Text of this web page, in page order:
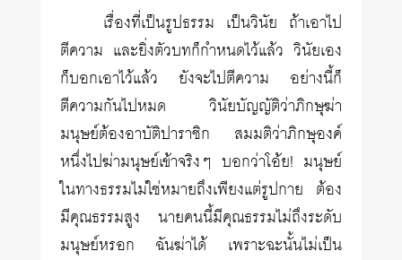
เรื่องที่เป็นรูปธรรม เป็นวินัย ถ้าเอาไป
ตีความ และยิ่งตัวบทก็กำหนดไว้แล้ว วินัยเอง
ก็บอกเอาไว้แล้ว ยังจะไปตีความ อย่างนี้ก็
ตีความกันไปหมด วินัยบัญญัติว่าภิกษุฆ่า
มนุษย์ต้องอาบัติปาราชิก สมมติว่าภิกษุองค์
หนึ่งไปฆ่ามนุษย์เข้าจริงๆ บอกว่าโอ้ย! มนุษย์
ในทางธรรมไม่ใช่หมายถึงเพียงแต่รูปกาย ต้อง
มีคุณธรรมสูง นายคนนี้มีคุณธรรมไม่ถึงระดับ
มนุษย์หรอก ฉันฆ่าได้ เพราะฉะนั้นไม่เป็น